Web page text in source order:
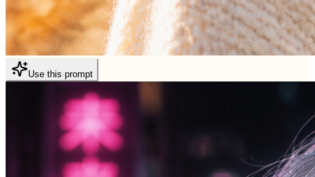
Use this prompt